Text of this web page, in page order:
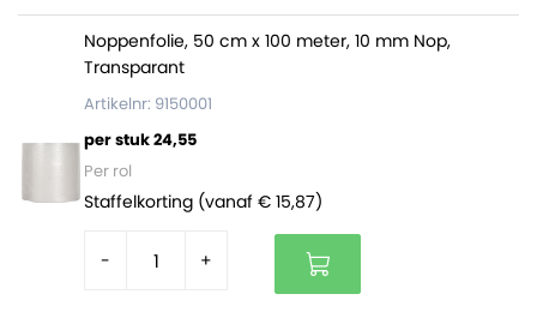
Noppenfolie, 50 cm x 100 meter, 10 mm Nop,
Transparant
Artikelnr: 9150001
per stuk 24,55
Per rol
Staffelkorting (vanaf € 15,87)
- +